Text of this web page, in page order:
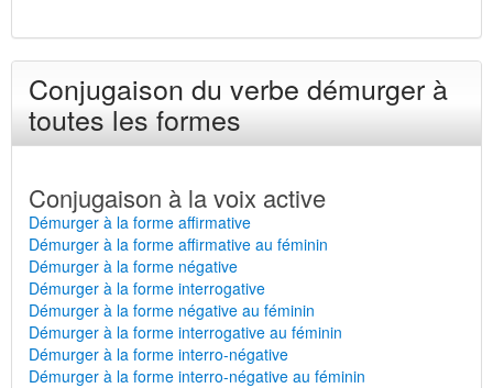
Conjugaison du verbe démurger à
toutes les formes
Conjugaison à la voix active
Démurger à la forme affirmative
Démurger à la forme affirmative au féminin
Démurger à la forme négative
Démurger à la forme interrogative
Démurger à la forme négative au féminin
Démurger à la forme interrogative au féminin
Démurger à la forme interro-négative
Démurger à la forme interro-négative au féminin